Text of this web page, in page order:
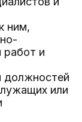
ним,
работ и
должностей
или